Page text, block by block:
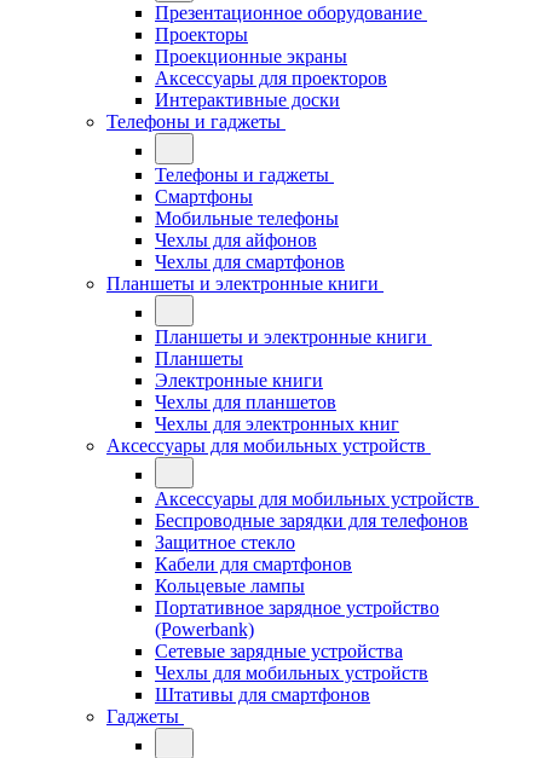
Презентационное оборудование
Проекторы
Проекционные экраны
Аксессуары для проекторов
Интерактивные доски
Телефоны и гаджеты
Телефоны и гаджеты
Смартфоны
Мобильные телефоны
Чехлы для айфонов
Чехлы для смартфонов
Планшеты и электронные книги
Планшеты и электронные книги
Планшеты
Электронные книги
Чехлы для планшетов
Чехлы для электронных книг
Аксессуары для мобильных устройств
Аксессуары для мобильных устройств
Беспроводные зарядки для телефонов
Защитное стекло
Кабели для смартфонов
Кольцевые лампы
Портативное зарядное устройство
(Powerbank)
Сетевые зарядные устройства
Чехлы для мобильных устройств
Штативы для смартфонов
Гаджеты